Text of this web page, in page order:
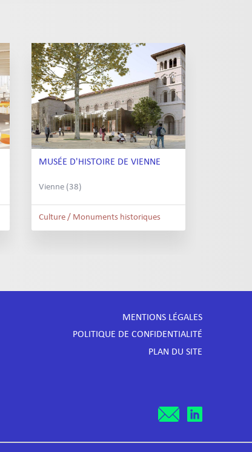
MUSÉE D'HISTOIRE DE VIENNE
Vienne (38)
Culture / Monuments historiques
MENTIONS LÉGALES
POLITIQUE DE CONFIDENTIALITÉ
PLAN DU SITE